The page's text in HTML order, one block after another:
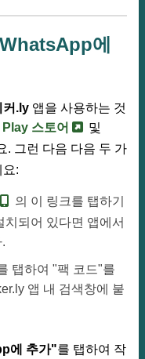
에
커.ly 앱을 사용하는 것
스토어
및
. 그런 다음 다음 두 가
요:
의 이 링크를 탭하기
치되어 있다면 앱에서
탭하여 "팩 코드"를
앱 내 검색창에 붙
에 추가"를 탭하여 작